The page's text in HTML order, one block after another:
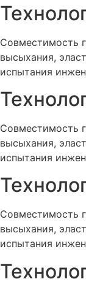
Совместимость
высыхания,
испытания
Совместимость
высыхания,
испытания
Совместимость
высыхания,
испытания